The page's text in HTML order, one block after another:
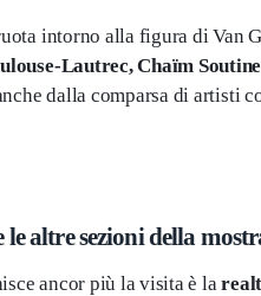
intorno alla figura di Van
Lautrec, Chaïm Soutine
dalla comparsa di artisti
altre sezioni della
ancor più la visita è la